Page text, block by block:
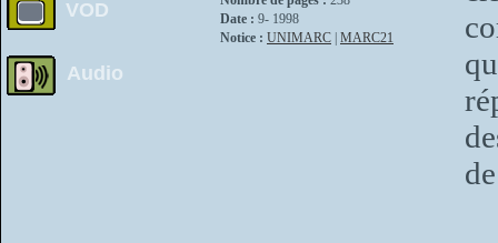
VOD
Audio
Date : 9- 1998
Notice : UNIMARC MARC21